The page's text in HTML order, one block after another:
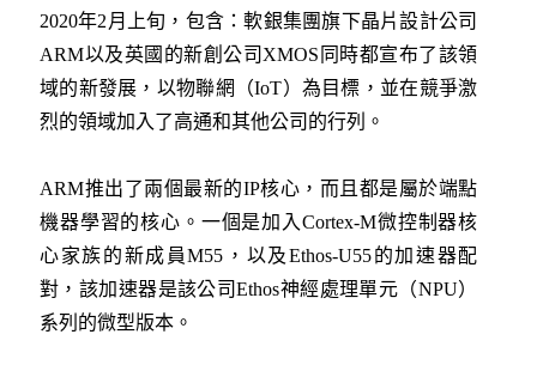
2020年2月上旬，包含：軟銀集團旗下晶片設計公司
ARM以及英國的新創公司XMOS同時都宣布了該領
域的新發展，以物聯網（IoT）為目標，並在競爭激
烈的領域加入了高通和其他公司的行列。
ARM推出了兩個最新的IP核心，而且都是屬於端點
機器學習的核心。一個是加入Cortex-M微控制器核
心家族的新成員M55，以及Ethos-U55的加速器配
對，該加速器是該公司Ethos神經處理單元（NPU）
系列的微型版本。